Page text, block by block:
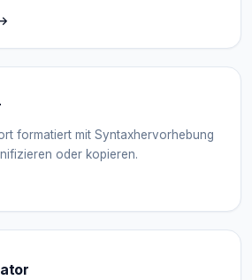
formatiert mit Syntaxhervorhebung
oder kopieren.